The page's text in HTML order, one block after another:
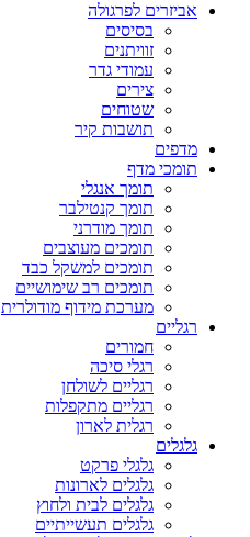
אביזרים לפרגולה
בסיסים
זוויתנים
עמודי גדר
צירים
שטוחים
תושבות קיר
מדפים
תומכי מדף
תומך אנגלי
תומך קנטילבר
תומך מודרני
תומכים מעוצבים
תומכים למשקל כבד
תומכים רב שימושיים
מערכת מידוף מודולרית
רגליים
חמורים
רגלי סיכה
רגליים לשולחן
רגליים מתקפלות
רגלית לארון
גלגלים
גלגלי פרקט
גלגלים לארונות
גלגלים לבית ולחוץ
גלגלים תעשייתיים